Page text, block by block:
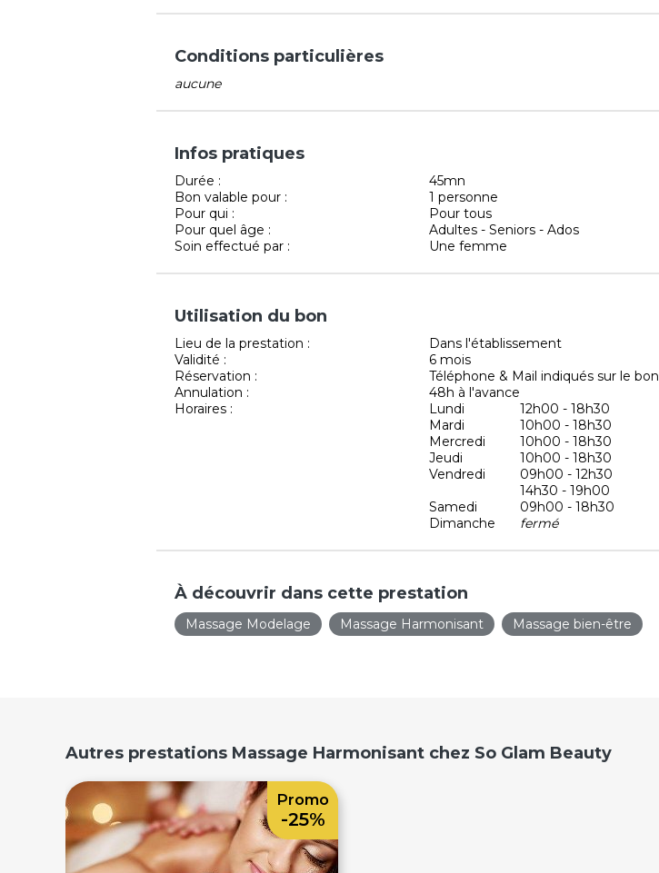
Conditions particulières
aucune
Infos pratiques
Durée :
45mn
Bon valable pour :
1 personne
Pour qui :
Pour tous
Pour quel âge :
Adultes - Seniors - Ados
Soin effectué par :
Une femme
Utilisation du bon
Lieu de la prestation :
Dans l'établissement
Validité :
6 mois
Réservation :
Téléphone & Mail indiqués sur le bon
Annulation :
48h à l'avance
Horaires :
Lundi
12h00 - 18h30
Mardi
10h00 - 18h30
Mercredi
10h00 - 18h30
Jeudi
10h00 - 18h30
Vendredi
09h00 - 12h30
14h30 - 19h00
Samedi
09h00 - 18h30
Dimanche
fermé
À découvrir dans cette prestation
Massage Modelage Massage Harmonisant Massage bien-être
Autres prestations Massage Harmonisant chez So Glam Beauty
Promo
-25%